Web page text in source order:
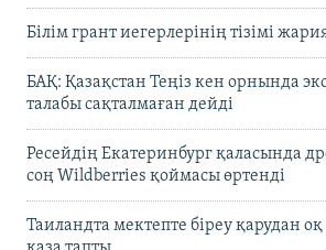
Білім грант иегерлерінің тізімі
БАҚ: Қазақстан Теңіз кен орнында
талабы сақталмаған дейді
Ресейдің Екатеринбург қаласында
соң Wildberries қоймасы өртенді
Таиландта мектепте біреу қарудан